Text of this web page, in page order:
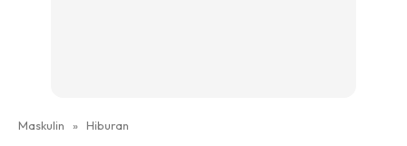
Maskulin » Hiburan